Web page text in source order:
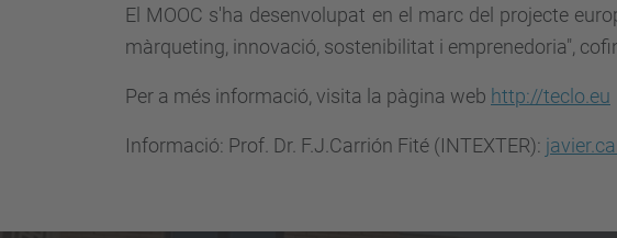
El MOOC s'ha desenvolupat en el marc del projecte
màrqueting, innovació, sostenibilitat i emprenedoria",
Per a més informació, visita la pàgina web http://teclo.eu
Informació: Prof. Dr. F.J.Carrión Fité (INTEXTER):